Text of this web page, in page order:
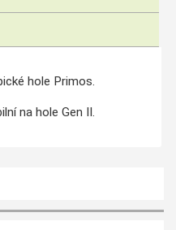
hole Primos.
na hole Gen II.